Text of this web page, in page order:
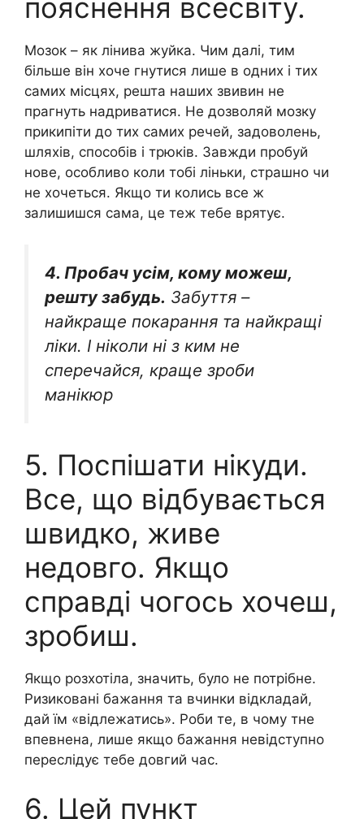
пояснення всесвіту.
Мозок – як лінива жуйка. Чим далі, тим
більше він хоче гнутися лише в одних і тих
самих місцях, решта наших звивин не
прагнуть надриватися. Не дозволяй мозку
прикипіти до тих самих речей, задоволень,
шляхів, способів і трюків. Завжди пробуй
нове, особливо коли тобі ліньки, страшно чи
не хочеться. Якщо ти колись все ж
залишишся сама, це теж тебе врятує.
4. Пробач усім, кому можеш,
решту забудь. Забуття –
найкраще покарання та найкращі
ліки. І ніколи ні з ким не
сперечайся, краще зроби
манікюр
5. Поспішати нікуди.
Все, що відбувається
швидко, живе
недовго. Якщо
справді чогось хочеш,
зробиш.
Якщо розхотіла, значить, було не потрібне.
Ризиковані бажання та вчинки відкладай,
дай їм «відлежатись». Роби те, в чому тне
впевнена, лише якщо бажання невідступно
переслідує тебе довгий час.
6. Цей пункт